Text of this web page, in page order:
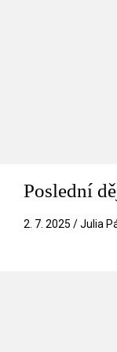
Poslední
2. 7. 2025 / Julia